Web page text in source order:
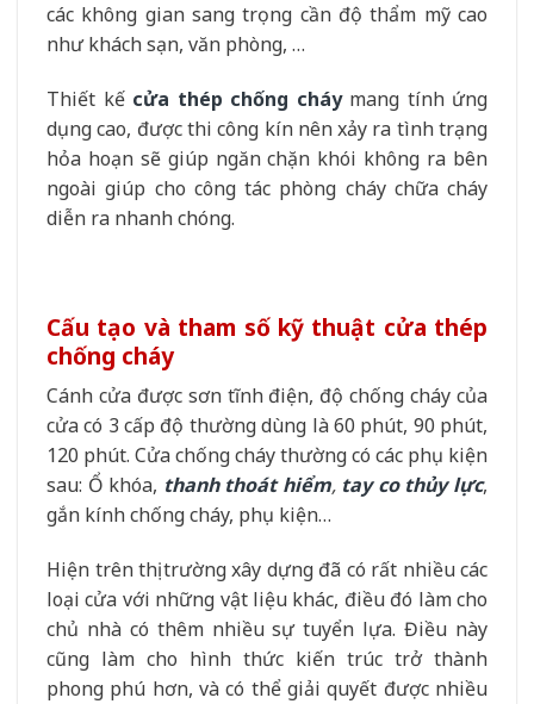
các không gian sang trọng cần độ thẩm mỹ cao
như khách sạn, văn phòng, …
Thiết kế cửa thép chống cháy mang tính ứng
dụng cao, được thi công kín nên xảy ra tình trạng
hỏa hoạn sẽ giúp ngăn chặn khói không ra bên
ngoài giúp cho công tác phòng cháy chữa cháy
diễn ra nhanh chóng.
Cấu tạo và tham số kỹ thuật cửa thép
chống cháy
Cánh cửa được sơn tĩnh điện, độ chống cháy của
cửa có 3 cấp độ thường dùng là 60 phút, 90 phút,
120 phút. Cửa chống cháy thường có các phụ kiện
sau: Ổ khóa, thanh thoát hiểm, tay co thủy lực,
gắn kính chống cháy, phụ kiện…
Hiện trên thị trường xây dựng đã có rất nhiều các
loại cửa với những vật liệu khác, điều đó làm cho
chủ nhà có thêm nhiều sự tuyển lựa. Điều này
cũng làm cho hình thức kiến trúc trở thành
phong phú hơn, và có thể giải quyết được nhiều